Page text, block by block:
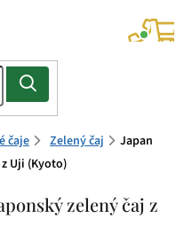
čaje Zelený čaj
Japan
Uji (Kyoto)
zelený čaj z